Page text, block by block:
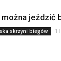
można jeździć
skrzyni biegów 1